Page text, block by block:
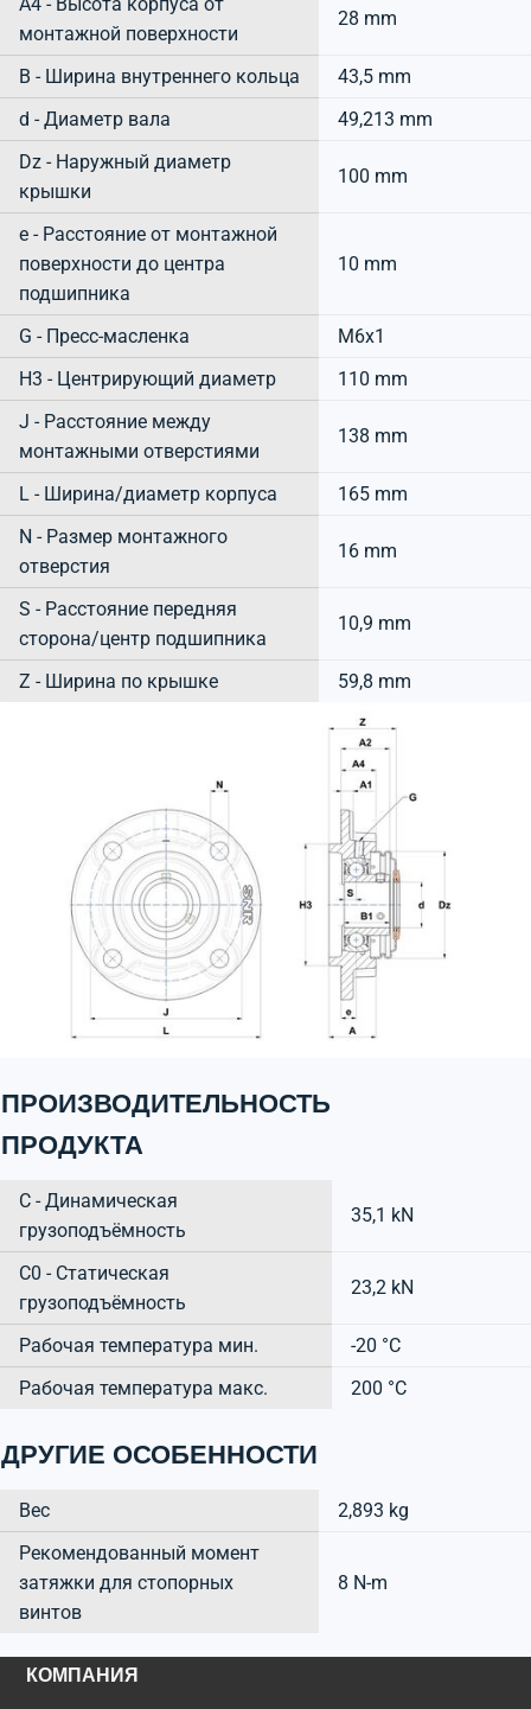
A4 - Высота корпуса от
монтажной поверхности
28 mm
B - Ширина внутреннего кольца
43,5 mm
d - Диаметр вала
49,213 mm
Dz - Наружный диаметр
крышки
100 mm
e - Расстояние от монтажной
поверхности до центра
подшипника
10 mm
G - Пресс-масленка
M6x1
H3 - Центрирующий диаметр
110 mm
J - Расстояние между
монтажными отверстиями
138 mm
L - Ширина/диаметр корпуса
165 mm
N - Размер монтажного
отверстия
16 mm
S - Расстояние передняя
сторона/центр подшипника
10,9 mm
Z - Ширина по крышке 59,8 mm
ПРОИЗВОДИТЕЛЬНОСТЬ
ПРОДУКТА
C - Динамическая
грузоподъёмность
35,1 kN
C0 - Статическая
грузоподъёмность
23,2 kN
Рабочая температура мин.
-20 °C
Рабочая температура макс.
200 °C
ДРУГИЕ ОСОБЕННОСТИ
Вес
2,893 kg
Рекомендованный момент
затяжки для стопорных
винтов
8 N-m
КОМПАНИЯ